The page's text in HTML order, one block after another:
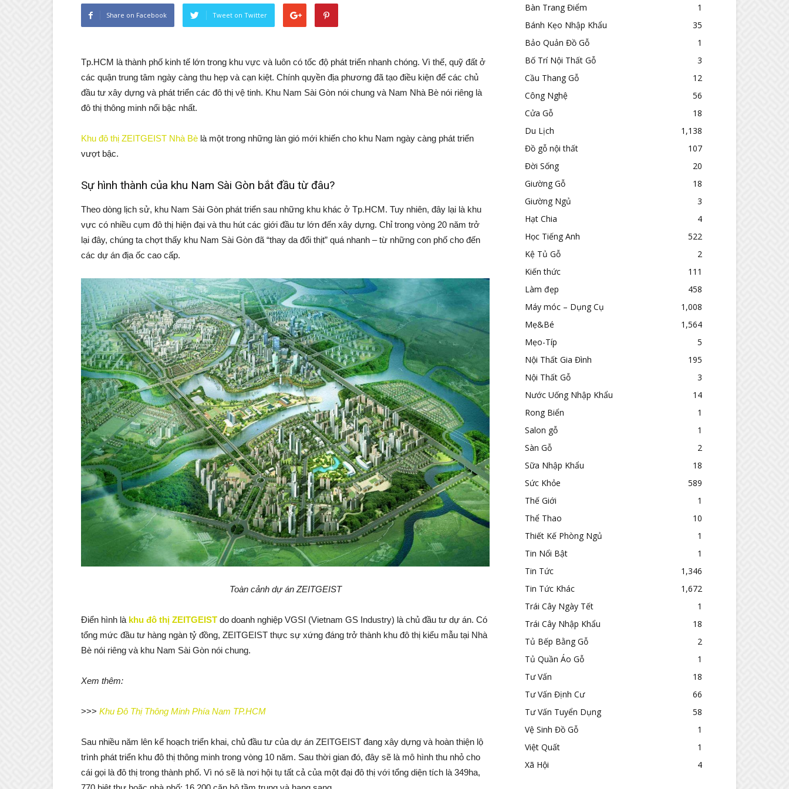
Share on Facebook Tweet on Twitter
Tp.HCM là thành phố kinh tế lớn trong khu vực và luôn có tốc độ phát triển nhanh chóng. Vì thế, quỹ đất ở
các quận trung tâm ngày càng thu hẹp và cạn kiệt. Chính quyền địa phương đã tạo điều kiện để các chủ
đầu tư xây dựng và phát triển các đô thị vệ tinh. Khu Nam Sài Gòn nói chung và Nam Nhà Bè nói riêng là
đô thị thông minh nổi bậc nhất.
Khu đô thị ZEITGEIST Nhà Bè là một trong những làn gió mới khiến cho khu Nam ngày càng phát triển
vượt bậc.
Sự hình thành của khu Nam Sài Gòn bắt đầu từ đâu?
Theo dòng lịch sử, khu Nam Sài Gòn phát triển sau những khu khác ở Tp.HCM. Tuy nhiên, đây lại là khu
vực có nhiều cụm đô thị hiện đại và thu hút các giới đầu tư lớn đến xây dựng. Chỉ trong vòng 20 năm trở
lại đây, chúng ta chợt thấy khu Nam Sài Gòn đã “thay da đổi thịt” quá nhanh – từ những con phố cho đến
các dự án địa ốc cao cấp.
Toàn cảnh dự án ZEITGEIST
Điển hình là khu đô thị ZEITGEIST do doanh nghiệp VGSI (Vietnam GS Industry) là chủ đầu tư dự án. Có
tổng mức đầu tư hàng ngàn tỷ đồng, ZEITGEIST thực sự xứng đáng trở thành khu đô thị kiểu mẫu tại Nhà
Bè nói riêng và khu Nam Sài Gòn nói chung.
Xem thêm:
>>> Khu Đô Thị Thông Minh Phía Nam TP.HCM
Sau nhiều năm lên kế hoạch triển khai, chủ đầu tư của dự án ZEITGEIST đang xây dựng và hoàn thiện lộ
trình phát triển khu đô thị thông minh trong vòng 10 năm. Sau thời gian đó, đây sẽ là mô hình thu nhỏ cho
cái gọi là đô thị trong thành phố. Vì nó sẽ là nơi hội tụ tất cả của một đại đô thị với tổng diện tích là 349ha,
Bàn Trang Điểm
1
Bánh Kẹo Nhập Khẩu
35
Bảo Quản Đồ Gỗ
1
Bố Trí Nội Thất Gỗ
3
Cầu Thang Gỗ
12
Công Nghệ
56
Cửa Gỗ
18
Du Lịch
1,138
Đồ gỗ nội thất
107
Đời Sống
20
Giường Gỗ
18
Giường Ngủ
3
Hạt Chia
4
Học Tiếng Anh
522
Kệ Tủ Gỗ
2
Kiến thức
111
Làm đẹp
458
Máy móc – Dụng Cụ
1,008
Mẹ&Bé
1,564
Mẹo-Típ
5
Nội Thất Gia Đình
195
Nội Thất Gỗ
3
Nước Uống Nhập Khẩu
14
Rong Biển
1
Salon gỗ
1
Sàn Gỗ
2
Sữa Nhập Khẩu
18
Sức Khỏe
589
Thế Giới
1
Thể Thao
10
Thiết Kế Phòng Ngủ
1
Tin Nổi Bật
1
Tin Tức
1,346
Tin Tức Khác
1,672
Trái Cây Ngày Tết
1
Trái Cây Nhập Khẩu
18
Tủ Bếp Bằng Gỗ
2
Tủ Quần Áo Gỗ
1
Tư Vấn
18
Tư Vấn Định Cư
66
Tư Vấn Tuyển Dụng
58
Vệ Sinh Đồ Gỗ
1
Việt Quất
1
Xã Hội
4